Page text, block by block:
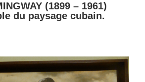
(1899 – 1961)
du paysage cubain.